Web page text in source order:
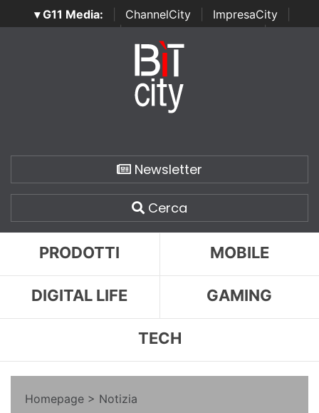
▾ G11 Media: ChannelCity ImpresaCity
SecurityOpenLab | Italian Channel Awards | Italian
Italian Security Awards
Newsletter
Cerca
PRODOTTI MOBILE
DIGITAL LIFE GAMING
TECH
Homepage > Notizia